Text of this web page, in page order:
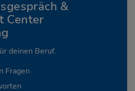
&
Center
deinen Beruf.
Fragen